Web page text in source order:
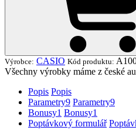
Výrobce: CASIO Kód produktu:
Všechny výrobky máme z české
Popis Popis
Parametry9 Parametry9
Bonusy1 Bonusy1
Poptávkový formulář